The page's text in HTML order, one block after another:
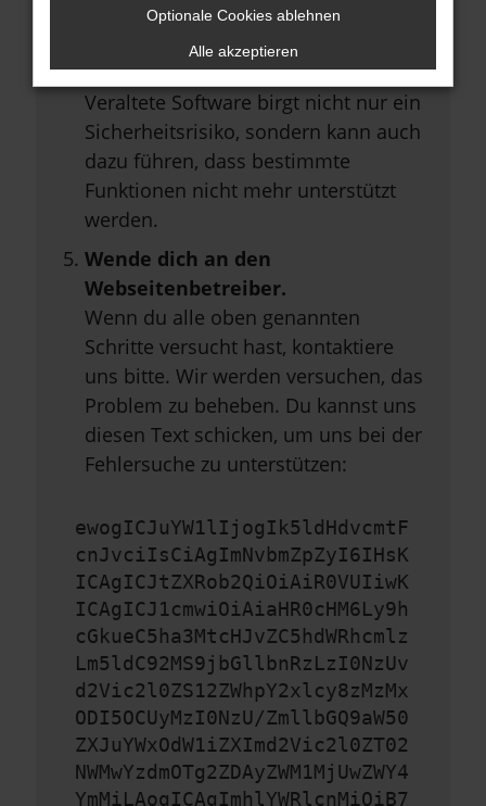
Stelle sicher, dass dein Browser
und dein Betriebssystem auf dem
neuesten Stand sind.
Veraltete Software birgt nicht nur ein
Sicherheitsrisiko, sondern kann auch
dazu führen, dass bestimmte
Funktionen nicht mehr unterstützt
werden.
Wende dich an den
Webseitenbetreiber.
Wenn du alle oben genannten
Schritte versucht hast, kontaktiere
uns bitte. Wir werden versuchen, das
Problem zu beheben. Du kannst uns
diesen Text schicken, um uns bei der
Fehlersuche zu unterstützen:
ewogICJuYW1lIjogIk5ldHdvcmtF
cnJvciIsCiAgImNvbmZpZyI6IHsK
ICAgICJtZXRob2QiOiAiR0VUIiwK
ICAgICJ1cmwiOiAiaHR0cHM6Ly9h
cGkueC5ha3MtcHJvZC5hdWRhcmlz
Lm5ldC92MS9jbGllbnRzLzI0NzUv
d2Vic2l0ZS12ZWhpY2xlcy8zMzMx
ODI5OCUyMzI0NzU/ZmllbGQ9aW50
ZXJuYWxOdW1iZXImd2Vic2l0ZT02
NWMwYzdmOTg2ZDAyZWM1MjUwZWY4
YmMiLAogICAgImhlYWRlcnMiOiB7
Optionale Cookies ablehnen
Alle akzeptieren